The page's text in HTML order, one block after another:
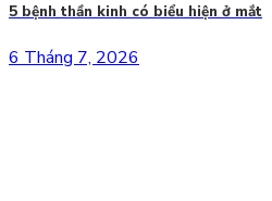
5 bệnh thần kinh có biểu hiện ở mắt
6 Tháng 7, 2026